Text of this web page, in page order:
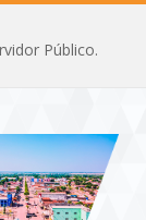
Público.